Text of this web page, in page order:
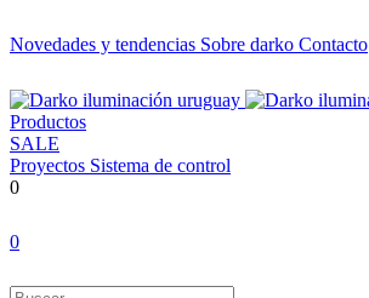
Novedades y tendencias Sobre darko Contacto
Productos
SALE
Proyectos Sistema de control
0
0